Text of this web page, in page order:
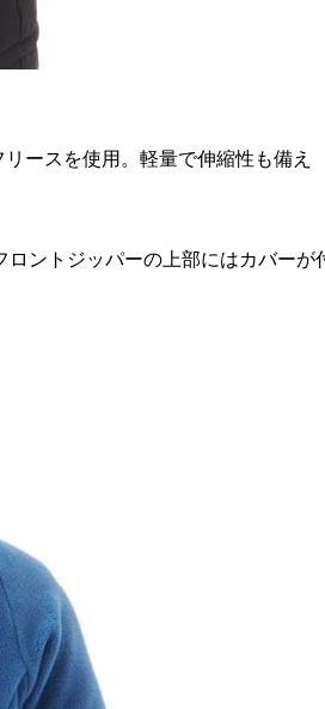
ースを使用。軽量で伸縮性も備え
ントジッパーの上部にはカバーが